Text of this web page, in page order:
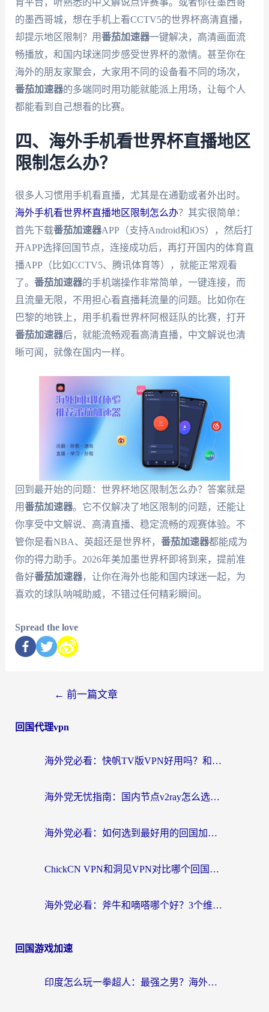
育平台，听熟悉的中文解说点评赛事。或者你在墨西哥
的墨西哥城，想在手机上看CCTV5的世界杯高清直播，
却提示地区限制？用番茄加速器一键解决，高清画面流
畅播放，和国内球迷同步感受世界杯的激情。甚至你在
海外的朋友家聚会，大家用不同的设备看不同的场次，
番茄加速器的多端同时用功能就能派上用场，让每个人
都能看到自己想看的比赛。
四、海外手机看世界杯直播地区
限制怎么办？
很多人习惯用手机看直播，尤其是在通勤或者外出时。
海外手机看世界杯直播地区限制怎么办？其实很简单：
首先下载番茄加速器APP（支持Android和iOS），然后打
开APP选择回国节点，连接成功后，再打开国内的体育直
播APP（比如CCTV5、腾讯体育等），就能正常观看
了。 番茄加速器的手机端操作非常简单，一键连接，而
且流量无限，不用担心看直播耗流量的问题。比如你在
巴黎的地铁上，用手机看世界杯阿根廷队的比赛，打开
番茄加速器后，就能流畅观看高清直播，中文解说也清
晰可闻，就像在国内一样。
回到最开始的问题：世界杯地区限制怎么办？答案就是
用番茄加速器。它不仅解决了地区限制的问题，还能让
你享受中文解说、高清直播、稳定流畅的观赛体验。不
管你是看NBA、英超还是世界杯， 番茄加速器都能成为
你的得力助手。2026年美加墨世界杯即将到来，提前准
备好番茄加速器，让你在海外也能和国内球迷一起，为
喜欢的球队呐喊助威，不错过任何精彩瞬间。
Spread the love
← 前一篇文章
回国代理vpn
海外党必看：快帆TV版VPN好用吗？和快游VPN对比哪个回国效果更好？附实用避坑指南
海外党无忧指南：国内节点v2ray怎么选？一键回国VPN+多场景实测帮你避坑
海外党必看：如何选到最好用的回国加速器？从节点到售后的全维度指南
ChickCN VPN和洞见VPN对比哪个回国效果更好？海外党亲测3款加速器+避坑指南
海外党必看：斧牛和嘀嗒哪个好？3个维度教你选对回国加速器
回国游戏加速
印度怎么玩一拳超人：最强之男？海外党国服游戏加速避坑指南